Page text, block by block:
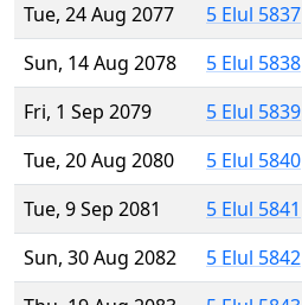
Tue, 24 Aug 2077
5 Elul 5837
Sun, 14 Aug 2078
5 Elul 5838
Fri, 1 Sep 2079
5 Elul 5839
Tue, 20 Aug 2080
5 Elul 5840
Tue, 9 Sep 2081
5 Elul 5841
Sun, 30 Aug 2082
5 Elul 5842